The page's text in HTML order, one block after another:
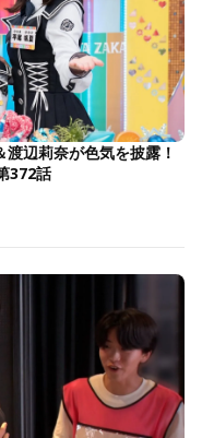
辺莉奈が色気を披露！
372話